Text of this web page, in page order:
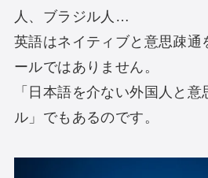
人、ブラジル人…
英語はネイティブと意思疎通
ールではありません。
「日本語を介ない外国人と
ル」でもあるのです。